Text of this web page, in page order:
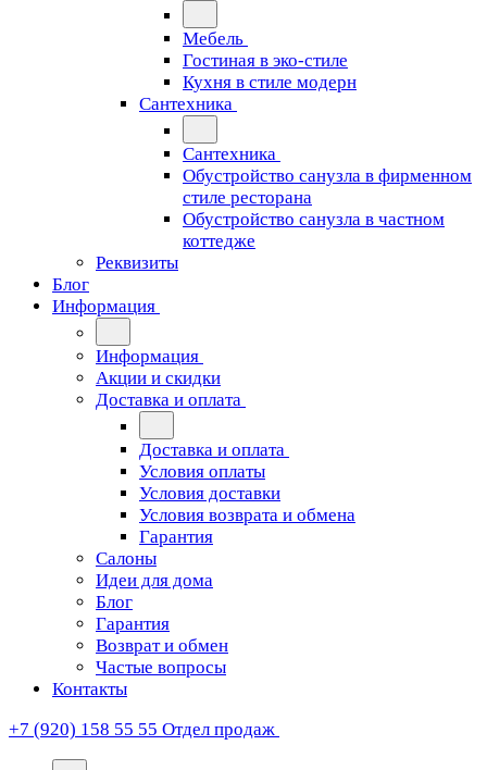
Мебель
Гостиная в эко-стиле
Кухня в стиле модерн
Сантехника
Сантехника
Обустройство санузла в фирменном
стиле ресторана
Обустройство санузла в частном
коттедже
Реквизиты
Блог
Информация
Информация
Акции и скидки
Доставка и оплата
Доставка и оплата
Условия оплаты
Условия доставки
Условия возврата и обмена
Гарантия
Салоны
Идеи для дома
Блог
Гарантия
Возврат и обмен
Частые вопросы
Контакты
+7 (920) 158 55 55 Отдел продаж